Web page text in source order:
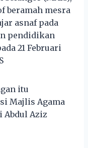
beramah mesra
asnaf pada
pendidikan
21 Februari
itu
Majlis Agama
Abdul Aziz